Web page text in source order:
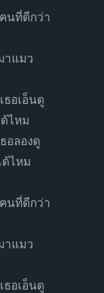
นที่ดีกว่า
าแมว
ธอเอ็นดู
ไหม
อลองดู
ด้ไหม
นที่ดีกว่า
าแมว
ธอเอ็นดู